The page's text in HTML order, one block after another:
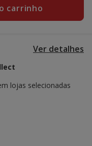
carrinho
Ver detalhes
lojas selecionadas